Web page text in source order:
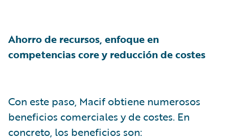
Ahorro de recursos, enfoque en
competencias core y reducción de costes
Con este paso, Macif obtiene numerosos
beneficios comerciales y de costes. En
concreto, los beneficios son: